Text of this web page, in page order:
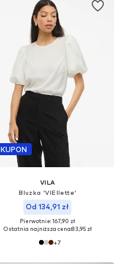
KUPON
VILA
Bluzka 'VIEllette'
Od 134,91 zł
Pierwotnie: 167,90 zł
Ostatnia najniższa cena:83,95 zł
+7